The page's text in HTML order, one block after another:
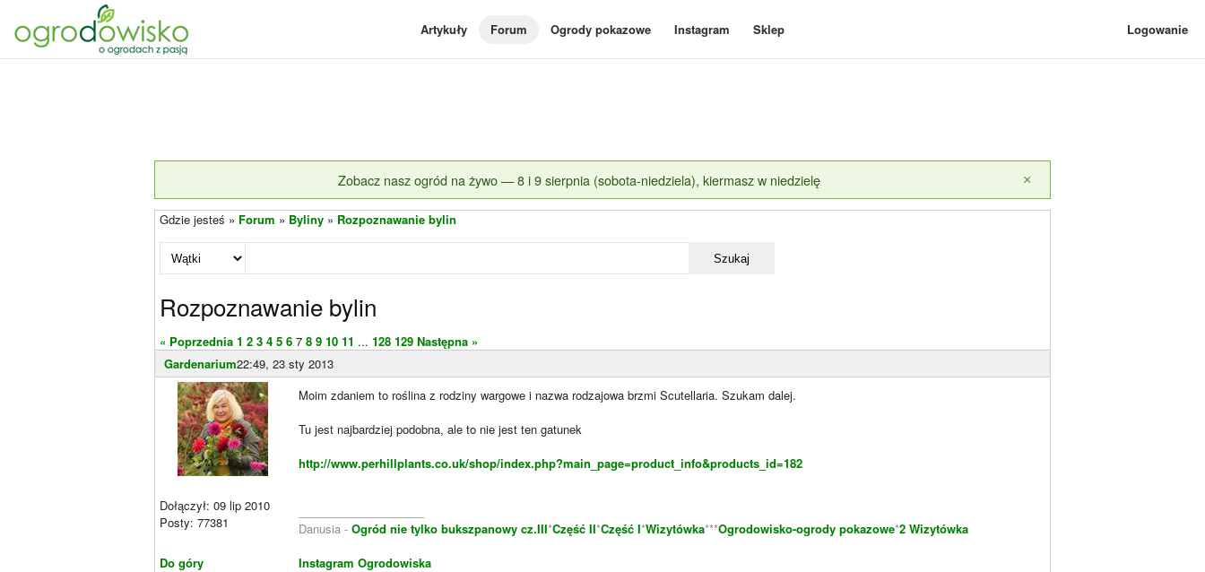
Artykuły Forum Ogrody pokazowe Instagram Sklep Logowanie
Zobacz nasz ogród na żywo — 8 i 9 sierpnia (sobota-niedziela), kiermasz w niedzielę ×
Gdzie jesteś » Forum » Byliny » Rozpoznawanie bylin
Szukaj
Rozpoznawanie bylin
« Poprzednia 1 2 3 4 5 6 7 8 9 10 11 ... 128 129 Następna »
Gardenarium22:49, 23 sty 2013
Dołączył: 09 lip 2010
Posty: 77381
Do góry
Moim zdaniem to roślina z rodziny wargowe i nazwa rodzajowa brzmi Scutellaria. Szukam dalej.
Tu jest najbardziej podobna, ale to nie jest ten gatunek
http://www.perhillplants.co.uk/shop/index.php?main_page=product_info&products_id=182
Danusia - Ogród nie tylko bukszpanowy cz.III*Część II*Część I*Wizytówka***Ogrodowisko-ogrody pokazowe*2 Wizytówka
Instagram Ogrodowiska